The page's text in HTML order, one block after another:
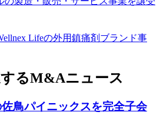
Lifeの外用鎮痛剤ブランド事
るM&Aニュース
鳥パイニックスを完全子会